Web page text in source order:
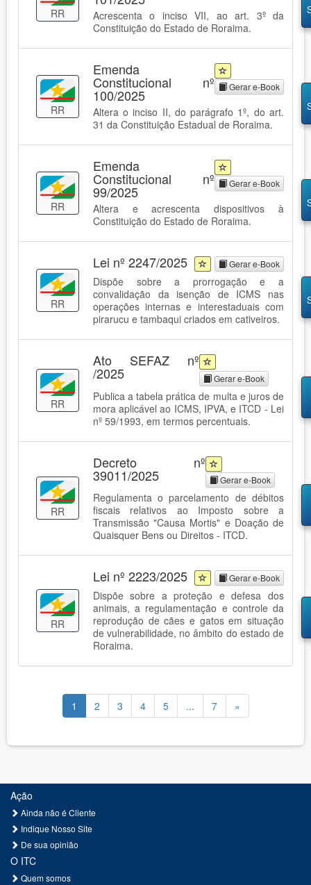
RR
Acrescenta o inciso VII, ao art. 3º da
Constituição do Estado de Roraima.
RR
Emenda
Constitucional nº
100/2025 Gerar e-Book
Altera o inciso II, do parágrafo 1º, do art.
31 da Constituição Estadual de Roraima.
RR
Emenda
Constitucional nº
99/2025 Gerar e-Book
Altera e acrescenta dispositivos à
Constituição do Estado de Roraima.
RR
Lei nº 2247/2025 Gerar e-Book
Dispõe sobre a prorrogação e a
convalidação da isenção de ICMS nas
operações internas e interestaduais com
pirarucu e tambaqui criados em cativeiros.
RR
Ato SEFAZ nº
/2025 Gerar e-Book
Publica a tabela prática de multa e juros de
mora aplicável ao ICMS, IPVA, e ITCD - Lei
nº 59/1993, em termos percentuais.
RR
Decreto nº
39011/2025 Gerar e-Book
Regulamenta o parcelamento de débitos
fiscais relativos ao Imposto sobre a
Transmissão "Causa Mortis" e Doação de
Quaisquer Bens ou Direitos - ITCD.
RR
Lei nº 2223/2025 Gerar e-Book
Dispõe sobre a proteção e defesa dos
animais, a regulamentação e controle da
reprodução de cães e gatos em situação
de vulnerabilidade, no âmbito do estado de
Roraima.
1 2 3 4 5 ... 7 »
Ação
Ainda não é Cliente
Indique Nosso Site
De sua opinião
O ITC
Quem somos